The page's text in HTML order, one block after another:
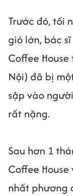
Trước đó, tối
gió lớn, bác
Coffee
Nội) đã bị
sập vào
rất nặng.
Sau hơn 1
Coffee
nhất phương